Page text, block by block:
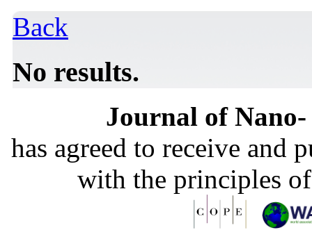
Back
No results.
Journal of
has agreed to receive and
with the principles